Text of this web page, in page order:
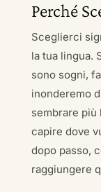
Perché
Sceglierci
la tua lingua.
sono sogni,
inonderemo
sembrare
capire dove
dopo passo,
raggiungere